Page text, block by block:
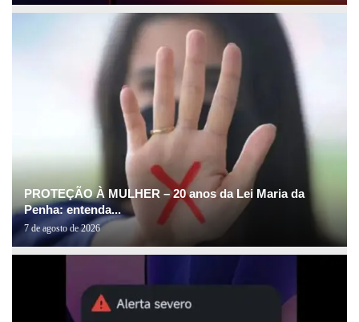
PROTEÇÃO À MULHER – 20 anos da Lei Maria da
Penha: entenda...
7 de agosto de 2026